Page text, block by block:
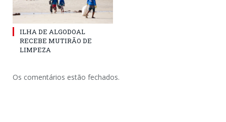
ILHA DE ALGODOAL
RECEBE MUTIRÃO DE
LIMPEZA
Os comentários estão fechados.